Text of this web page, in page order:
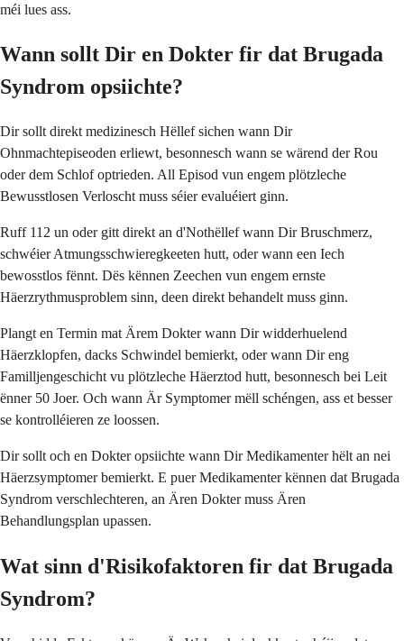
méi lues ass.
Wann sollt Dir en Dokter fir dat Brugada
Syndrom opsiichte?
Dir sollt direkt medizinesch Hëllef sichen wann Dir
Ohnmachtepiseoden erliewt, besonnesch wann se wärend der Rou
oder dem Schlof optrieden. All Episod vun engem plötzleche
Bewusstlosen Verloscht muss séier evaluéiert ginn.
Ruff 112 un oder gitt direkt an d'Nothëllef wann Dir Bruschmerz,
schwéier Atmungsschwieregkeeten hutt, oder wann een Iech
bewosstlos fënnt. Dës kënnen Zeechen vun engem ernste
Häerzrythmusproblem sinn, deen direkt behandelt muss ginn.
Plangt en Termin mat Ärem Dokter wann Dir widderhuelend
Häerzklopfen, dacks Schwindel bemierkt, oder wann Dir eng
Familljengeschicht vu plötzleche Häerztod hutt, besonnesch bei Leit
ënner 50 Joer. Och wann Är Symptomer mëll schéngen, ass et besser
se kontrolléieren ze loossen.
Dir sollt och en Dokter opsiichte wann Dir Medikamenter hëlt an nei
Häerzsymptomer bemierkt. E puer Medikamenter kënnen dat Brugada
Syndrom verschlechteren, an Ären Dokter muss Ären
Behandlungsplan upassen.
Wat sinn d'Risikofaktoren fir dat Brugada
Syndrom?